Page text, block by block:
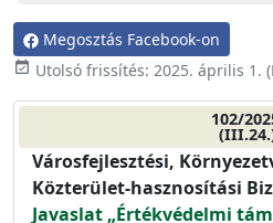
Megosztás Facebook-on
event_available Utolsó frissítés: 2025. április 1.
102/
Városfejlesztési,
Közterület-hasznosítási
Javaslat „Értékvédelmi